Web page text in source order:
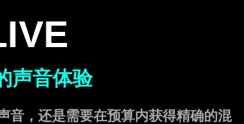
声音体验
音，还是需要在预算内获得精确的混